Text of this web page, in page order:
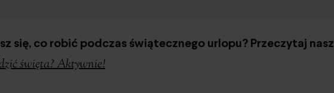
się, co robić podczas świątecznego urlopu? Przeczytaj nasz
święta? Aktywnie!